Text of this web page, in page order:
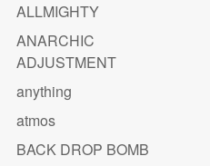
ALLMIGHTY
ANARCHIC
ADJUSTMENT
anything
atmos
BACK DROP BOMB